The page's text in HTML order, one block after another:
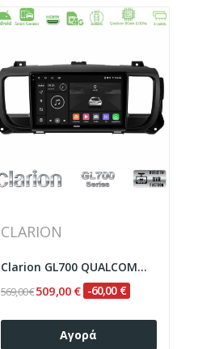
CLARION
Clarion GL700 QUALCOMM Series 8Core Android...
569,00 €509,00 € -60,00 €
Αγορά